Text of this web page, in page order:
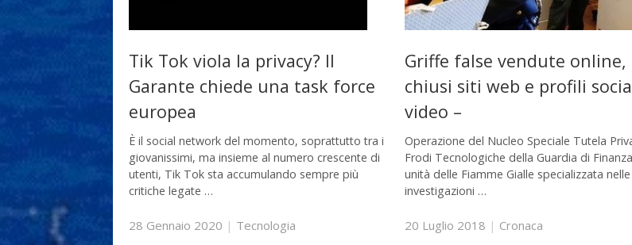
Tik Tok viola la privacy? Il
Garante chiede una task force
europea
È il social network del momento, soprattutto tra i
giovanissimi, ma insieme al numero crescente di
utenti, Tik Tok sta accumulando sempre più
critiche legate …
28 Gennaio 2020 | Tecnologia
Griffe false vendute online,
chiusi siti web e profili
video –
Operazione del Nucleo Speciale Tutela
Frodi Tecnologiche della Guardia di
unità delle Fiamme Gialle specializzata nelle
investigazioni …
20 Luglio 2018 | Cronaca